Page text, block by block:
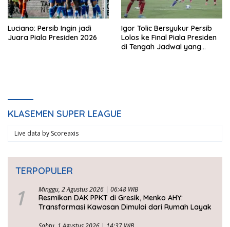
Luciano: Persib Ingin jadi
Juara Piala Presiden 2026
Igor Tolic Bersyukur Persib
Lolos ke Final Piala Presiden
di Tengah Jadwal yang
KLASEMEN SUPER LEAGUE
Live data by Scoreaxis
TERPOPULER
1 Minggu, 2 Agustus 2026 | 06:48 WIB
Resmikan DAK PPKT di Gresik, Menko AHY:
Transformasi Kawasan Dimulai dari Rumah Layak